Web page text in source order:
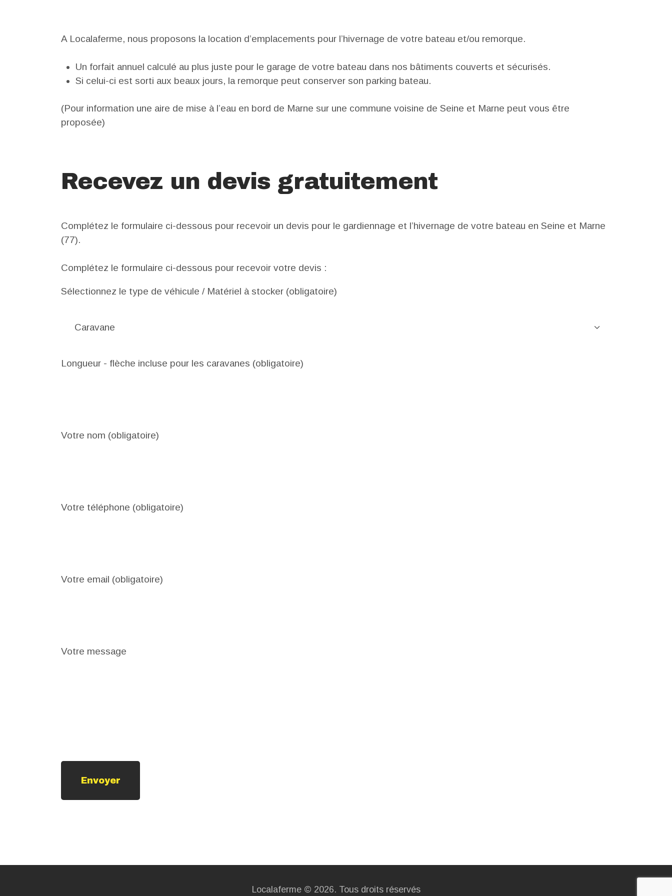
A Localaferme, nous proposons la location d’emplacements pour l’hivernage de votre bateau et/ou remorque.
Un forfait annuel calculé au plus juste pour le garage de votre bateau dans nos bâtiments couverts et sécurisés.
Si celui-ci est sorti aux beaux jours, la remorque peut conserver son parking bateau.
(Pour information une aire de mise à l’eau en bord de Marne sur une commune voisine de Seine et Marne peut vous être
proposée)
Recevez un devis gratuitement
Complétez le formulaire ci-dessous pour recevoir un devis pour le gardiennage et l’hivernage de votre bateau en Seine et Marne
(77).
Complétez le formulaire ci-dessous pour recevoir votre devis :
Sélectionnez le type de véhicule / Matériel à stocker (obligatoire)
Longueur - flèche incluse pour les caravanes (obligatoire)
Votre nom (obligatoire)
Votre téléphone (obligatoire)
Votre email (obligatoire)
Votre message
Localaferme © 2026. Tous droits réservés